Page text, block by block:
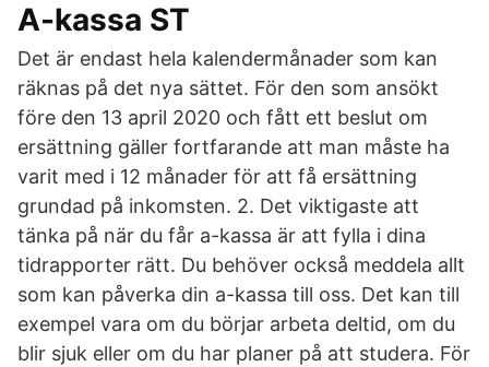
A-kassa ST
Det är endast hela kalendermånader som kan
räknas på det nya sättet. För den som ansökt
före den 13 april 2020 och fått ett beslut om
ersättning gäller fortfarande att man måste ha
varit med i 12 månader för att få ersättning
grundad på inkomsten. 2. Det viktigaste att
tänka på när du får a-kassa är att fylla i dina
tidrapporter rätt. Du behöver också meddela allt
som kan påverka din a-kassa till oss. Det kan till
exempel vara om du börjar arbeta deltid, om du
blir sjuk eller om du har planer på att studera. För